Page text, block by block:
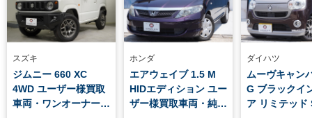
スズキ
ジムニー 660 XC
4WD ユーザー様買取
車両・ワンオーナー・
ホンダ
エアウェイブ 1.5 M
HIDエディション ユー
ザー様買取車両・純正
ダイハツ
ムーヴキャン
G ブラックイ
ア リミテッド